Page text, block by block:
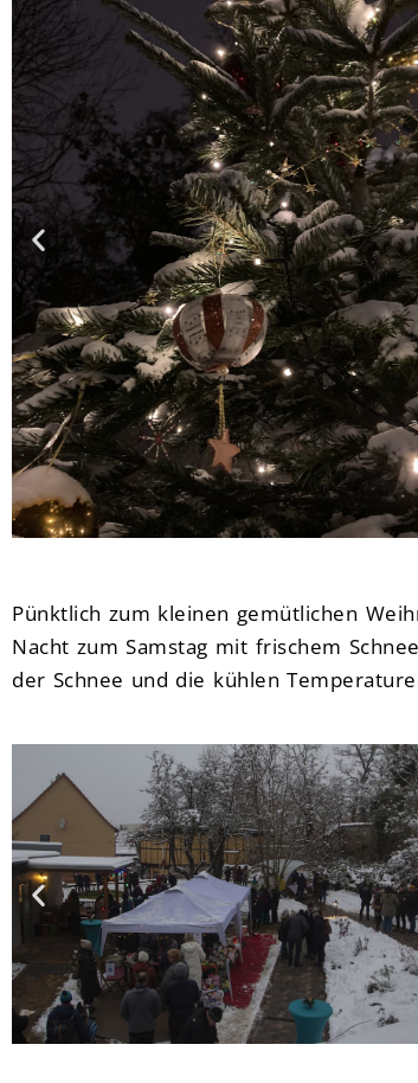
Pünktlich zum kleinen gemütlichen
Nacht zum Samstag mit frischem
der Schnee und die kühlen